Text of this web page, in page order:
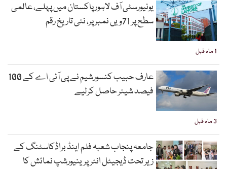
1 ماہ قبل
یونیورسٹی آف لاہور پاکستان میں پہلے، عالمی
سطح پر 71ویں نمبر پر، نئی تاریخ رقم
3 ماہ قبل
عارف حبیب کنسورشیم نے پی آئی اے کے 100
فیصد شیئر حاصل کرلیے
جامعہ پنجاب شعبہ فلم اینڈ براڈکاسٹنگ کے
زیر تحت ڈیجیٹل انٹرپرینیورشپ نمائش کا